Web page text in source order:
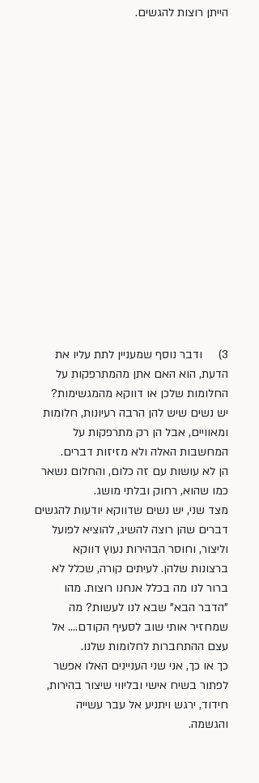
הייתן רוצות להגשים.
3)     ודבר נוסף שמעניין לתת עליו את
הדעת, הוא האם אתן מהמתרפקות על
החלומות שלכן או דווקא מהמגשימות?
יש נשים שיש להן הרבה רעיונות, חלומות
ומאוויים, אבל הן רק מתרפקות על
המחשבות האלה ולא מזיזות דברים.
הן לא עושות עם זה כלום, והחלום נשאר
כמו שהוא, רחוק ובלתי מושג.
מצד שני, יש נשים שדווקא יודעות להגשים
דברים שהן רוצה להשיג, להוציא לפועל
וליצור, וחוסר הבהירות נעוץ דווקא
ברצונות שלהן. לעיתים קורה, שכלל לא
ברור לנו מה בכלל אנחנו רוצות. מהו
"הדבר הבא" שבא לנו לעשות? מה
שמחזיר אותי שוב לסעיף הקודם.... אל
עצם ההתחברות לחלומות שלנו.
כך או כך, אני שני העניינים האלו אפשר
לפתור בשיח אישי ובליווי שיצור בהירות,
חידוד, ירגש ויתניע אל עבר עשייה
והגשמה.